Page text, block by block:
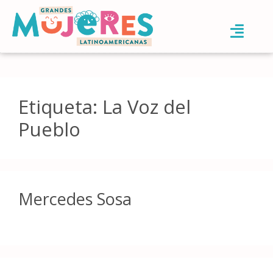
Etiqueta: La Voz del
Pueblo
Mercedes Sosa